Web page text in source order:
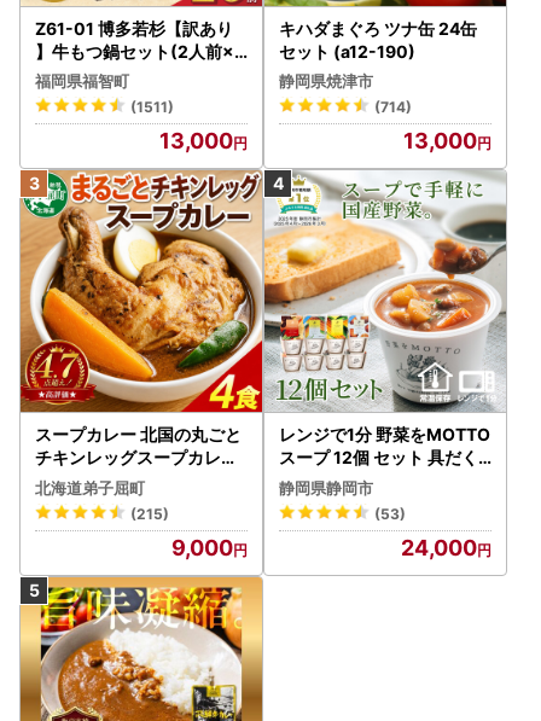
Z61-01 博多若杉【訳あり
】牛もつ鍋セット(2人前×5
) 10人前 もつ鍋
福岡県福智町
(1511)
13,000
キハダまぐろ ツナ缶 24缶
セット (a12-190)
静岡県焼津市
(714)
13,000
スープカレー 北国の丸ごと
チキンレッグスープカレー
4個 3739
北海道弟子屈町
(215)
9,000
レンジで1分 野菜をMOTTO
スープ 12個 セット 具だく
さんスープ 朝食 惣菜 国産
野菜 常温保存
静岡県静岡市
(53)
24,000